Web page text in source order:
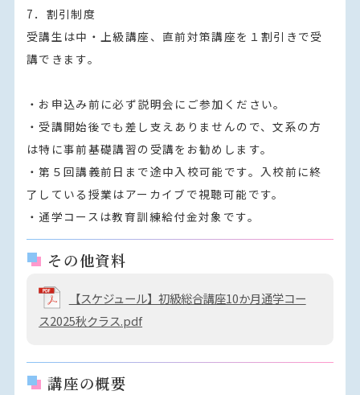
7．割引制度
受講生は中・上級講座、直前対策講座を１割引きで受
講できます。
・お申込み前に必ず説明会にご参加ください。
・受講開始後でも差し支えありませんので、文系の方
は特に事前基礎講習の受講をお勧めします。
・第５回講義前日まで途中入校可能です。入校前に終
了している授業はアーカイブで視聴可能です。
・通学コースは教育訓練給付金対象です。
その他資料
【スケジュール】初級総合講座10か月通学コー
ス2025秋クラス.pdf
講座の概要